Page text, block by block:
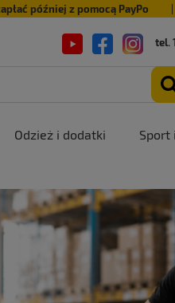
później z pomocą PayPo
tel.
Odzież i dodatki Sport